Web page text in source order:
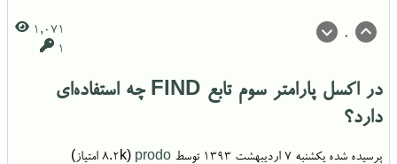
0
1,071
1
در اکسل پارامتر سوم تابع FIND چه استفاده‌ای
دارد؟
پرسیده شده یکشنبه ۷ اردیبهشت ۱۳۹۳ توسط prodo
(
8.2k امتیاز)